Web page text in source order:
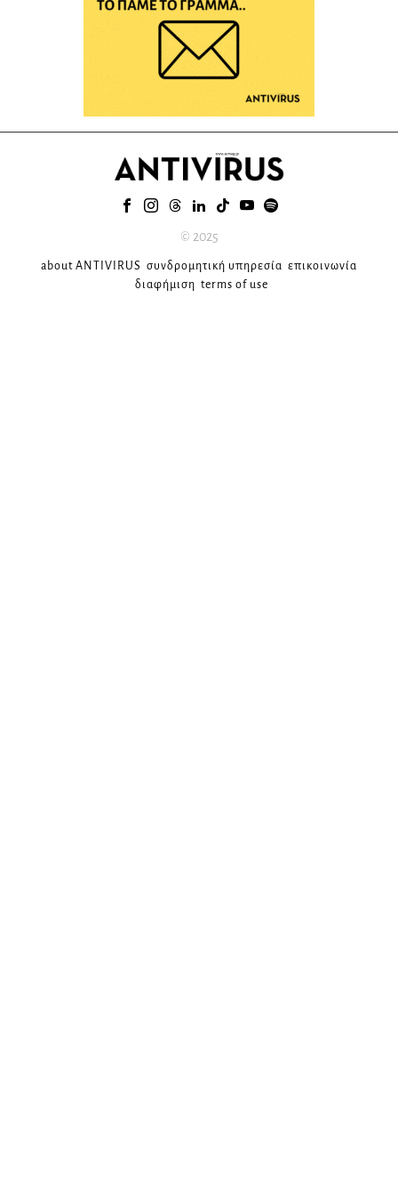
© 2025
about ANTIVIRUS συνδρομητική υπηρεσία επικοινωνία
διαφήμιση terms of use